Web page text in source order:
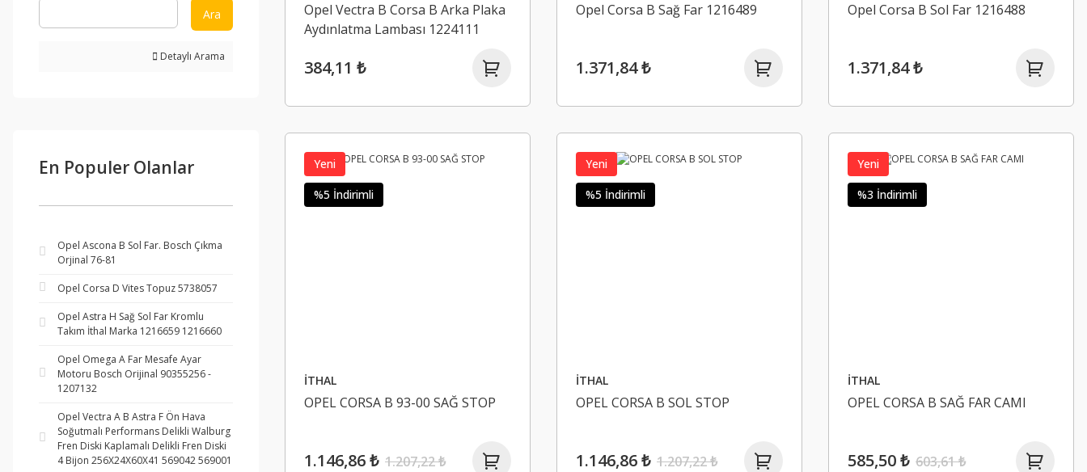
Ara
Detaylı Arama
En Populer Olanlar
Opel Ascona B Sol Far. Bosch Çıkma
Orjinal 76-81
Opel Corsa D Vites Topuz 5738057
Opel Astra H Sağ Sol Far Kromlu
Takım İthal Marka 1216659 1216660
Opel Omega A Far Mesafe Ayar
Motoru Bosch Orijinal 90355256 -
1207132
Opel Vectra A B Astra F Ön Hava
Soğutmalı Performans Delikli Walburg
Fren Diski Kaplamalı Delikli Fren Diski
4 Bijon 256X24X60X41 569042 569001
Opel Vectra B Corsa B Arka Plaka
Aydınlatma Lambası 1224111
384,11 ₺
Opel Corsa B Sağ Far 1216489
1.371,84 ₺
Opel Corsa B Sol Far 1216488
1.371,84 ₺
Yeni
%5 İndirimli
İTHAL
OPEL CORSA B 93-00 SAĞ STOP
1.146,86 ₺ 1.207,22 ₺
Yeni
%5 İndirimli
İTHAL
OPEL CORSA B SOL STOP
1.146,86 ₺ 1.207,22 ₺
Yeni
%3 İndirimli
İTHAL
OPEL CORSA B SAĞ FAR CAMI
585,50 ₺ 603,61 ₺